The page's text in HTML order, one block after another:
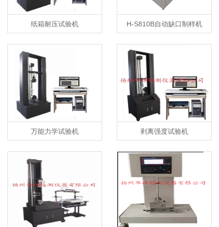
纸箱耐压试验机 H-S810B自动缺口制样机
万能力学试验机 剥离强度试验机